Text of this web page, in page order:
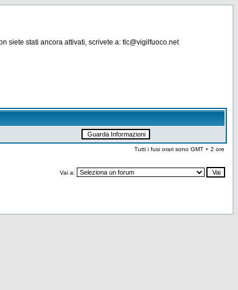
siete stati ancora attivati, scrivete a: tlc@vigilfuoco.net
Tutti i fusi orari sono GMT + 2 ore
Vai a: